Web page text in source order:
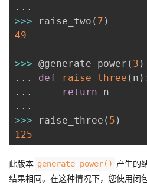
. . .
>>> raise_two ( 7 )
49
>>> @generate_power ( 3 )
. . . def raise_three ( n )
. . . return
. . .
>>> raise_three ( 5 )
125
此版本 generate_power() 产生的
结果相同。在这种情况下，您使用闭